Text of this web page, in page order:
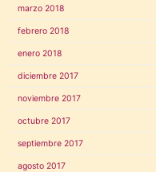
marzo 2018
febrero 2018
enero 2018
diciembre 2017
noviembre 2017
octubre 2017
septiembre 2017
agosto 2017